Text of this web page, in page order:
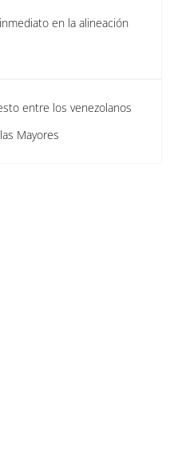
en la alineación
entre los venezolanos
Mayores